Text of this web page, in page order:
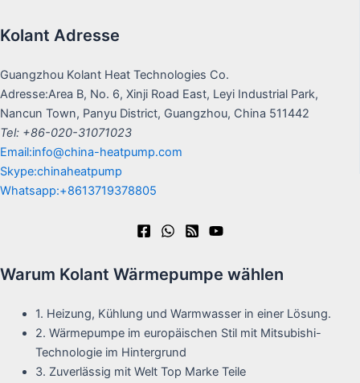
Kolant Adresse
Guangzhou Kolant Heat Technologies Co.
Adresse:Area B, No. 6, Xinji Road East, Leyi Industrial Park,
Nancun Town, Panyu District, Guangzhou, China 511442
Tel: +86-020-31071023
Email:info@china-heatpump.com
Skype:chinaheatpump
Whatsapp:+8613719378805
Warum Kolant Wärmepumpe wählen
1. Heizung, Kühlung und Warmwasser in einer Lösung.
2. Wärmepumpe im europäischen Stil mit Mitsubishi-
Technologie im Hintergrund
3. Zuverlässig mit Welt Top Marke Teile